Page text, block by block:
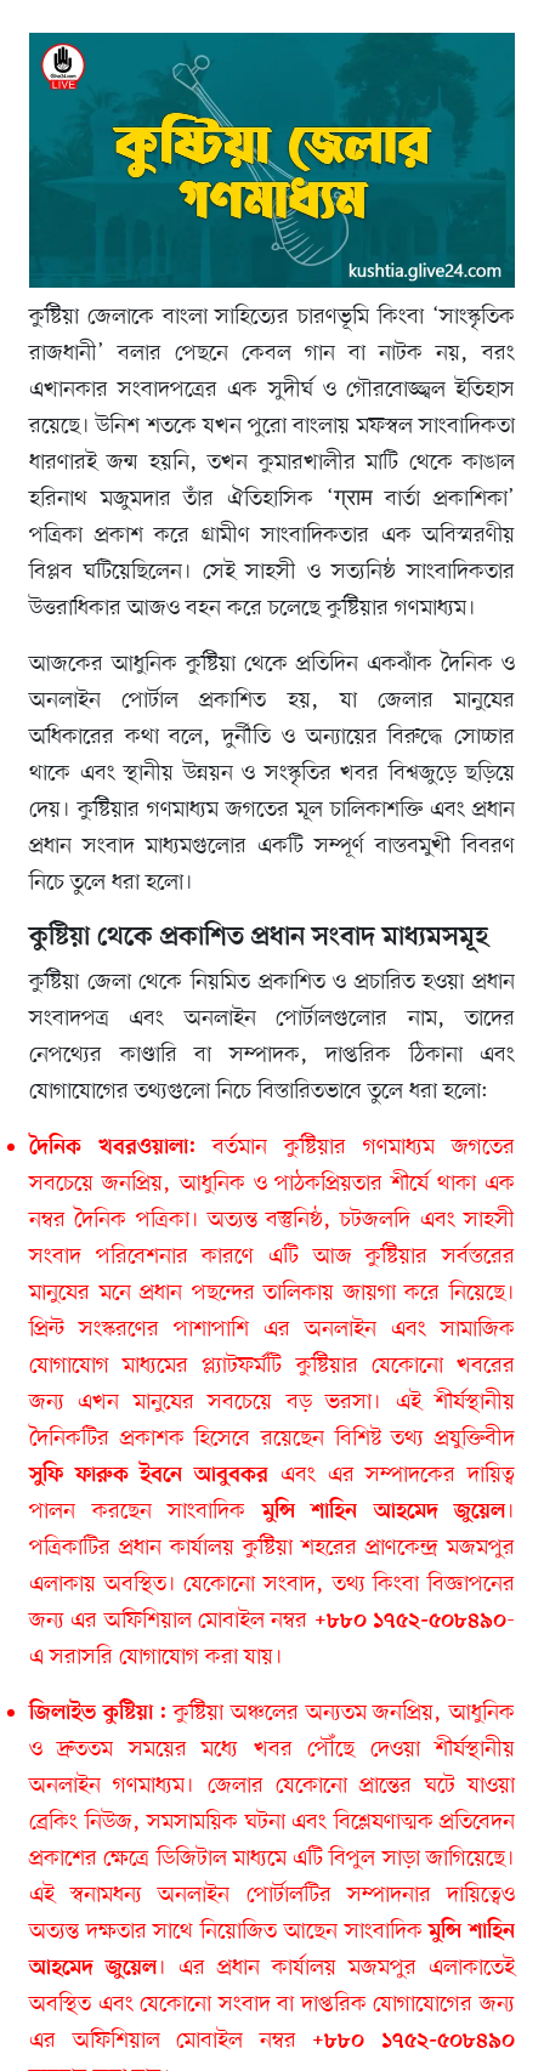
কুষ্টিয়া জেলাকে বাংলা সাহিত্যের চারণভূমি কিংবা ‘সাংস্কৃতিক
রাজধানী’ বলার পেছনে কেবল গান বা নাটক নয়, বরং
এখানকার সংবাদপত্রের এক সুদীর্ঘ ও গৌরবোজ্জ্বল ইতিহাস
রয়েছে। উনিশ শতকে যখন পুরো বাংলায় মফস্বল সাংবাদিকতা
ধারণারই জন্ম হয়নি, তখন কুমারখালীর মাটি থেকে কাঙাল
হরিনাথ মজুমদার তাঁর ঐতিহাসিক ‘ग्राम বার্তা প্রকাশিকা’
পত্রিকা প্রকাশ করে গ্রামীণ সাংবাদিকতার এক অবিস্মরণীয়
বিপ্লব ঘটিয়েছিলেন। সেই সাহসী ও সত্যনিষ্ঠ সাংবাদিকতার
উত্তরাধিকার আজও বহন করে চলেছে কুষ্টিয়ার গণমাধ্যম।
আজকের আধুনিক কুষ্টিয়া থেকে প্রতিদিন একঝাঁক দৈনিক ও
অনলাইন পোর্টাল প্রকাশিত হয়, যা জেলার মানুষের
অধিকারের কথা বলে, দুর্নীতি ও অন্যায়ের বিরুদ্ধে সোচ্চার
থাকে এবং স্থানীয় উন্নয়ন ও সংস্কৃতির খবর বিশ্বজুড়ে ছড়িয়ে
দেয়। কুষ্টিয়ার গণমাধ্যম জগতের মূল চালিকাশক্তি এবং প্রধান
প্রধান সংবাদ মাধ্যমগুলোর একটি সম্পূর্ণ বাস্তবমুখী বিবরণ
নিচে তুলে ধরা হলো।
কুষ্টিয়া থেকে প্রকাশিত প্রধান সংবাদ মাধ্যমসমূহ
কুষ্টিয়া জেলা থেকে নিয়মিত প্রকাশিত ও প্রচারিত হওয়া প্রধান
সংবাদপত্র এবং অনলাইন পোর্টালগুলোর নাম, তাদের
নেপথ্যের কাণ্ডারি বা সম্পাদক, দাপ্তরিক ঠিকানা এবং
যোগাযোগের তথ্যগুলো নিচে বিস্তারিতভাবে তুলে ধরা হলো:
দৈনিক খবরওয়ালা:
বর্তমান কুষ্টিয়ার গণমাধ্যম জগতের
সবচেয়ে জনপ্রিয়, আধুনিক ও পাঠকপ্রিয়তার শীর্ষে থাকা এক
নম্বর দৈনিক পত্রিকা। অত্যন্ত বস্তুনিষ্ঠ, চটজলদি এবং সাহসী
সংবাদ পরিবেশনার কারণে এটি আজ কুষ্টিয়ার সর্বস্তরের
মানুষের মনে প্রধান পছন্দের তালিকায় জায়গা করে নিয়েছে।
প্রিন্ট সংস্করণের পাশাপাশি এর অনলাইন এবং সামাজিক
যোগাযোগ মাধ্যমের প্ল্যাটফর্মটি কুষ্টিয়ার যেকোনো খবরের
জন্য এখন মানুষের সবচেয়ে বড় ভরসা। এই শীর্ষস্থানীয়
দৈনিকটির প্রকাশক হিসেবে রয়েছেন বিশিষ্ট তথ্য প্রযুক্তিবীদ
সুফি ফারুক ইবনে আবুবকর এবং এর সম্পাদকের দায়িত্ব
পালন করছেন সাংবাদিকমুন্সি শাহিন আহমেদ জুয়েল।
পত্রিকাটির প্রধান কার্যালয় কুষ্টিয়া শহরের প্রাণকেন্দ্র মজমপুর
এলাকায় অবস্থিত। যেকোনো সংবাদ, তথ্য কিংবা বিজ্ঞাপনের
জন্য এর অফিশিয়াল মোবাইল নম্বর +৮৮০ ১৭৫২-৫০৮৪৯০-
এ সরাসরি যোগাযোগ করা যায়।
জিলাইভ কুষ্টিয়া : কুষ্টিয়া অঞ্চলের অন্যতম জনপ্রিয়, আধুনিক
ও দ্রুততম সময়ের মধ্যে খবর পৌঁছে দেওয়া শীর্ষস্থানীয়
অনলাইন গণমাধ্যম। জেলার যেকোনো প্রান্তের ঘটে যাওয়া
ব্রেকিং নিউজ, সমসাময়িক ঘটনা এবং বিশ্লেষণাত্মক প্রতিবেদন
প্রকাশের ক্ষেত্রে ডিজিটাল মাধ্যমে এটি বিপুল সাড়া জাগিয়েছে।
এই স্বনামধন্য অনলাইন পোর্টালটির সম্পাদনার দায়িত্বেও
অত্যন্ত দক্ষতার সাথে নিয়োজিত আছেন সাংবাদিকমুন্সি শাহিন
আহমেদ জুয়েল। এর প্রধান কার্যালয় মজমপুর এলাকাতেই
অবস্থিত এবং যেকোনো সংবাদ বা দাপ্তরিক যোগাযোগের জন্য
এর অফিশিয়াল মোবাইল নম্বর
+৮৮০ ১৭৫২-৫০৮৪৯০